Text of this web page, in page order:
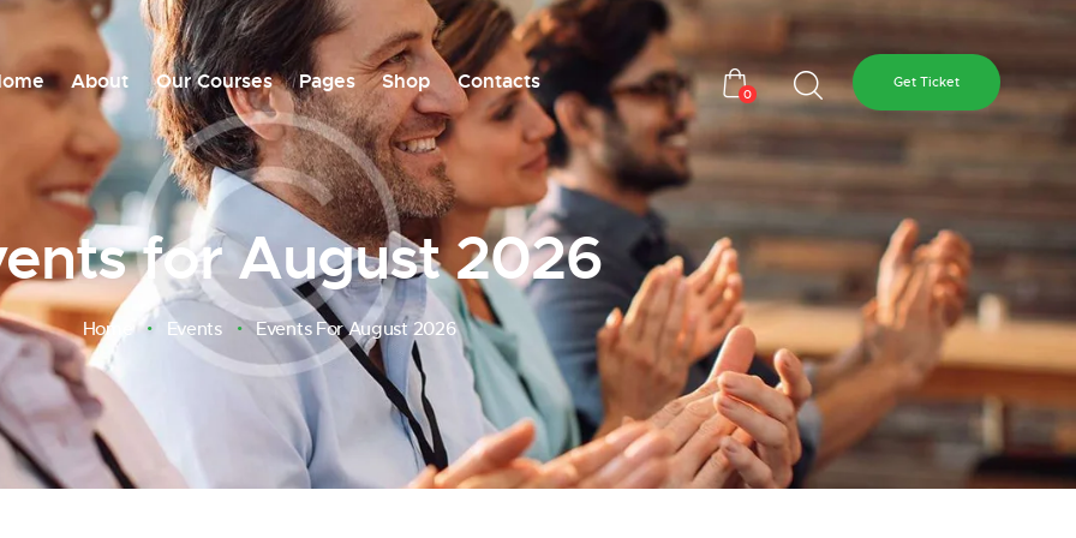
About Our Courses Pages Shop Contacts
0
Get Ticket
for August 2026
Home Events Events For August 2026